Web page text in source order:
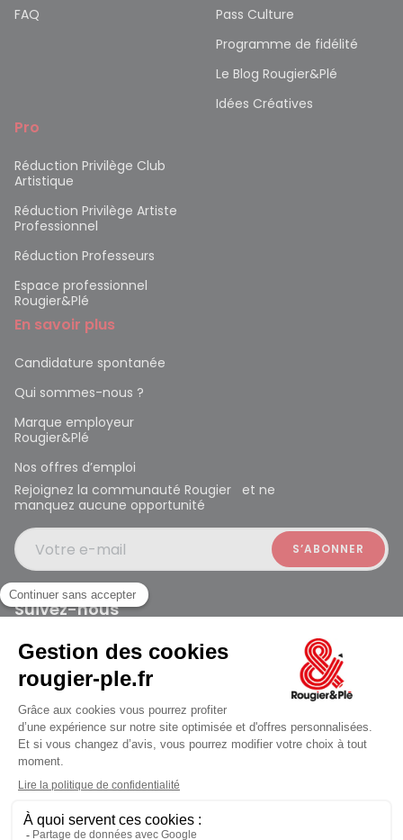
jusqu'au Lundi à 10:00
FAQ
Pass Culture
Programme de fidélité
Le Blog Rougier&Plé
Idées Créatives
Pro
Réduction Privilège Club
Artistique
Réduction Privilège Artiste
Professionnel
Réduction Professeurs
Espace professionnel
Rougier&Plé
En savoir plus
Candidature spontanée
Qui sommes-nous ?
Marque employeur
Rougier&Plé
Nos offres d’emploi
Rejoignez la communauté Rougier et ne
manquez aucune opportunité
Votre e-mail
Suivez-nous
Rougier et Plé 2024 Copyright
Mentions légales
Conditions générales des ventes